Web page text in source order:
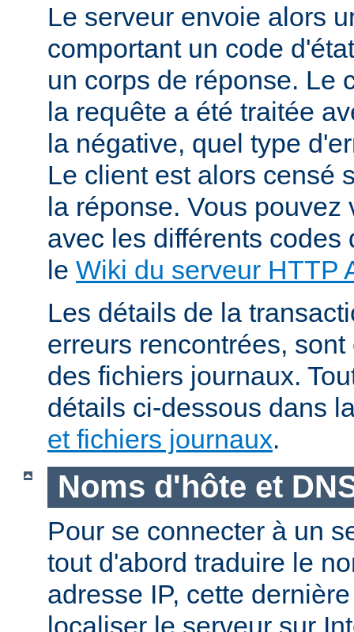
Le serveur envoie alors
comportant un code
un corps de réponse. Le
la requête a été traitée
la négative, quel type
Le client est alors censé
la réponse. Vous pouvez
avec les différents codes
le Wiki du serveur HTTP
Les détails de la
erreurs rencontrées,
des fichiers journaux.
détails ci-dessous dans
et fichiers journaux.
Noms d'hôte et
Pour se connecter à un
tout d'abord traduire le
adresse IP, cette
localiser le serveur sur